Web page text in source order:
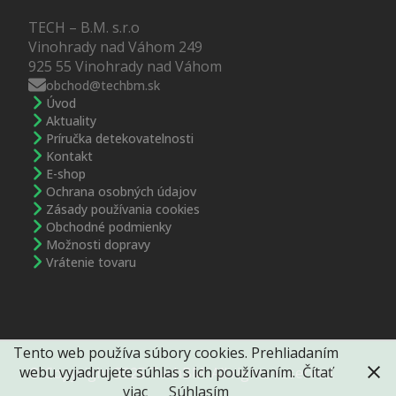
TECH – B.M. s.r.o
Vinohrady nad Váhom 249
925 55 Vinohrady nad Váhom
obchod@techbm.sk
Úvod
Aktuality
Príručka detekovatelnosti
Kontakt
E-shop
Ochrana osobných údajov
Zásady používania cookies
Obchodné podmienky
Možnosti dopravy
Vrátenie tovaru
© Copyright 2025 TechBM. All rights reserved.
Tento web používa súbory cookies. Prehliadaním
webu vyjadrujete súhlas s ich používaním. Čítať
viac
Súhlasím